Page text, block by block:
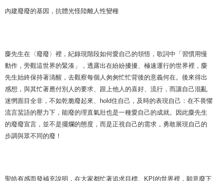
內建廢廢的基因，抗體光怪陸離人性變種
麋先生在〈廢廢〉裡，紀錄現階段如何愛自己的領悟，歌詞中「習慣用慢
動作，旁觀這世界的緊湊」，透露出在紛紛擾擾、極速運行的世界裡，麋
先生始終保持著清醒，去觀察每個人匆匆忙忙背後的意義何在。後來得出
感想，與其忙著應付別人的要求、跟上他人的喜好、流行，而讓自己混亂
迷惘面目全非，不如乾脆廢起來、hold住自己，及時的表現自己：在不畏懼
流言蜚語的壓力下，能廢的理直氣壯也是一種愛自己的成就。因此麋先生
的廢廢宣言，並不是擺爛的態度，而是正視自己的需求，勇敢展現自己的
步調與眾不同的廢！
聖皓有感而發補充說明，在大家都忙著追求目標、KPI的世界裡，願意廢下